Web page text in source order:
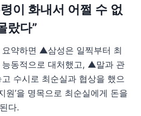
이 화내서 어쩔 수 없
랐다”
약하면 ▲삼성은 일찍부터 최
능동적으로 대처했고, ▲말과 관
수시로 최순실과 협상을 했으
원’을 명목으로 최순실에게 돈을
다.